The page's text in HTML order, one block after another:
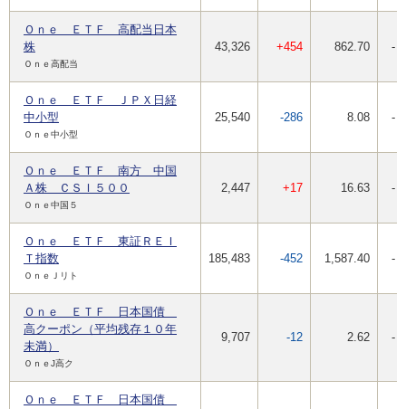
Ｏｎｅ ＥＴＦ 高配当日本
株
Ｏｎｅ高配当
43,326 +454 862.70 -
Ｏｎｅ ＥＴＦ ＪＰＸ日経
中小型
Ｏｎｅ中小型
25,540 -286 8.08 -
Ｏｎｅ ＥＴＦ 南方 中国
Ａ株 ＣＳＩ５００
Ｏｎｅ中国５
2,447 +17 16.63 -
Ｏｎｅ ＥＴＦ 東証ＲＥＩ
Ｔ指数
ＯｎｅＪリト
185,483 -452 1,587.40 -
Ｏｎｅ ＥＴＦ 日本国債
高クーポン（平均残存１０年
未満）
ＯｎｅJ高ク
9,707 -12 2.62 -
Ｏｎｅ ＥＴＦ 日本国債